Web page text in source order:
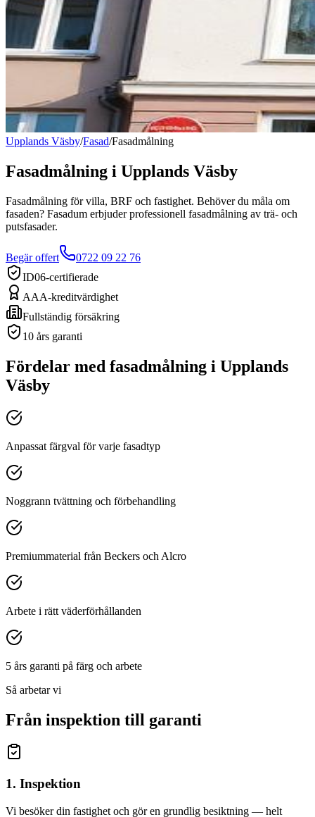
Upplands Väsby/Fasad/Fasadmålning
Fasadmålning i Upplands Väsby
Fasadmålning för villa, BRF och fastighet. Behöver du måla om
fasaden? Fasadum erbjuder professionell fasadmålning av trä- och
putsfasader.
Begär offert
0722 09 22 76
ID06-certifierade
AAA-kreditvärdighet
Fullständig försäkring
10 års garanti
Fördelar med fasadmålning i Upplands
Väsby
Anpassat färgval för varje fasadtyp
Noggrann tvättning och förbehandling
Premiummaterial från Beckers och Alcro
Arbete i rätt väderförhållanden
5 års garanti på färg och arbete
Så arbetar vi
Från inspektion till garanti
1. Inspektion
Vi besöker din fastighet och gör en grundlig besiktning — helt